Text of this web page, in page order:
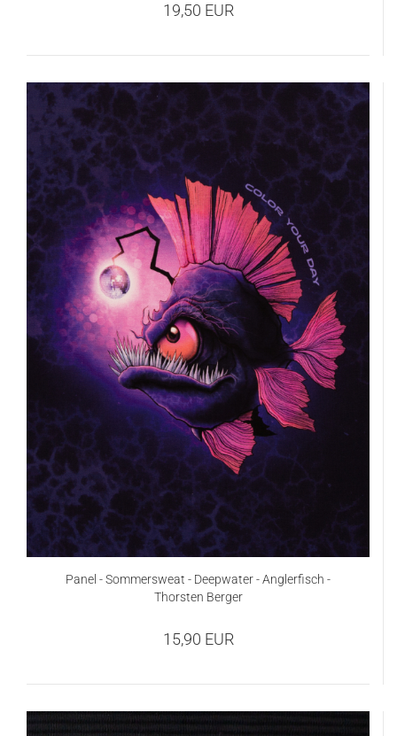
19,50 EUR
Panel - Sommersweat - Deepwater - Anglerfisch -
Thorsten Berger
15,90 EUR